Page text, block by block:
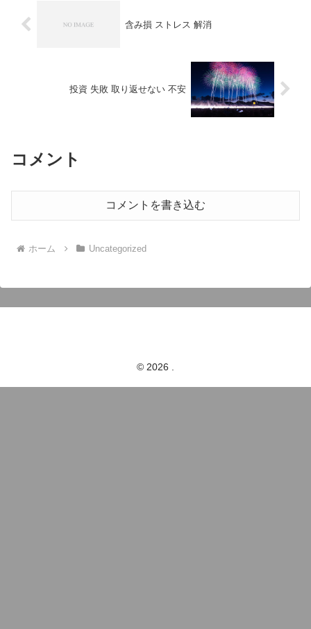
含み損 ストレス 解消
投資 失敗 取り返せない 不安
コメント
コメントを書き込む
ホーム Uncategorized
© 2026 .